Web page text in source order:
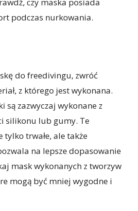
podczas nurkowania.
do freedivingu, zwróć
z którego jest wykonana.
są zazwyczaj wykonane z
silikonu lub gumy. Te
tylko trwałe, ale także
na lepsze dopasowanie
mask wykonanych z tworzyw
mogą być mniej wygodne i